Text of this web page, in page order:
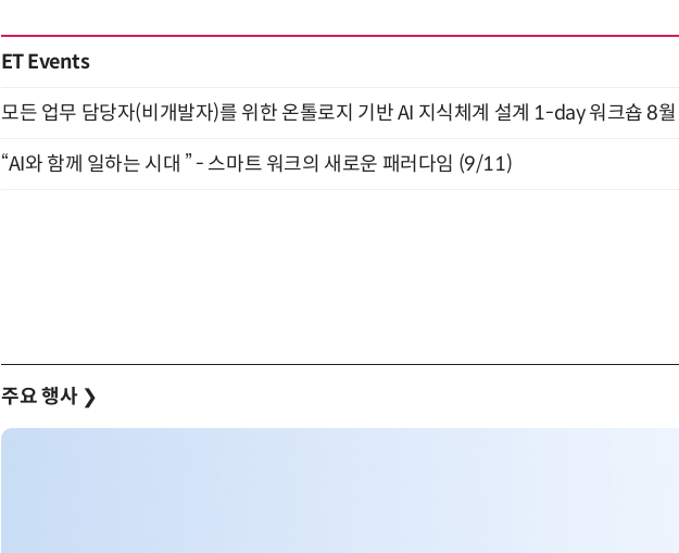
ET Events
모든 업무 담당자(비개발자)를 위한 온톨로지 기반 AI 지식체계 설계 1-day 워크숍 8월
“AI와 함께 일하는 시대 ” - 스마트 워크의 새로운 패러다임 (9/11)
주요 행사 ❯